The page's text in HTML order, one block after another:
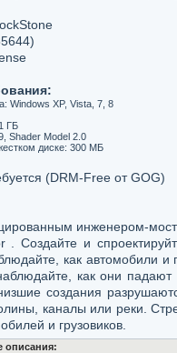
Windows XP, Vista, 7, 8
ГБ
Shader Model 2.0
диске: 300 МБ
(DRM-Free от GOG)
инженером-
. Создайте и
как автомобили и
как они падают
создания
каналы или реки.
и грузовиков.
описания: